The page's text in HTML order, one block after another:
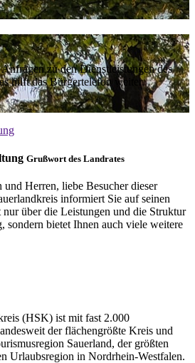
zu den Dienstleistungen des
hilft das Bürgertelefon weiter.
Grußwort des Landrates
und Herren, liebe Besucher dieser
informiert Sie auf seinen
nur über die Leistungen und die Struktur
sondern bietet Ihnen auch viele weitere
(HSK) ist mit fast 2.000
der flächengrößte Kreis und
Sauerland, der größten
Urlaubsregion in Nordrhein-Westfalen.